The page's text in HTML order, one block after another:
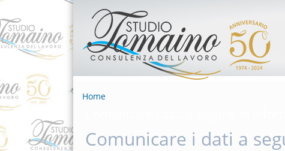
Home
Comunicare i dati a